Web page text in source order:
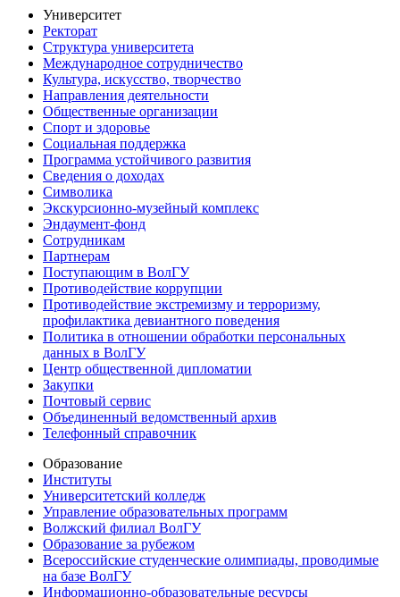
Университет
Ректорат
Структура университета
Международное сотрудничество
Культура, искусство, творчество
Направления деятельности
Общественные организации
Спорт и здоровье
Социальная поддержка
Программа устойчивого развития
Сведения о доходах
Символика
Экскурсионно-музейный комплекс
Эндаумент-фонд
Сотрудникам
Партнерам
Поступающим в ВолГУ
Противодействие коррупции
Противодействие экстремизму и терроризму,
профилактика девиантного поведения
Политика в отношении обработки персональных
данных в ВолГУ
Центр общественной дипломатии
Закупки
Почтовый сервис
Объединенный ведомственный архив
Телефонный справочник
Образование
Институты
Университетский колледж
Управление образовательных программ
Волжский филиал ВолГУ
Образование за рубежом
Всероссийские студенческие олимпиады, проводимые
на базе ВолГУ
Информационно-образовательные ресурсы